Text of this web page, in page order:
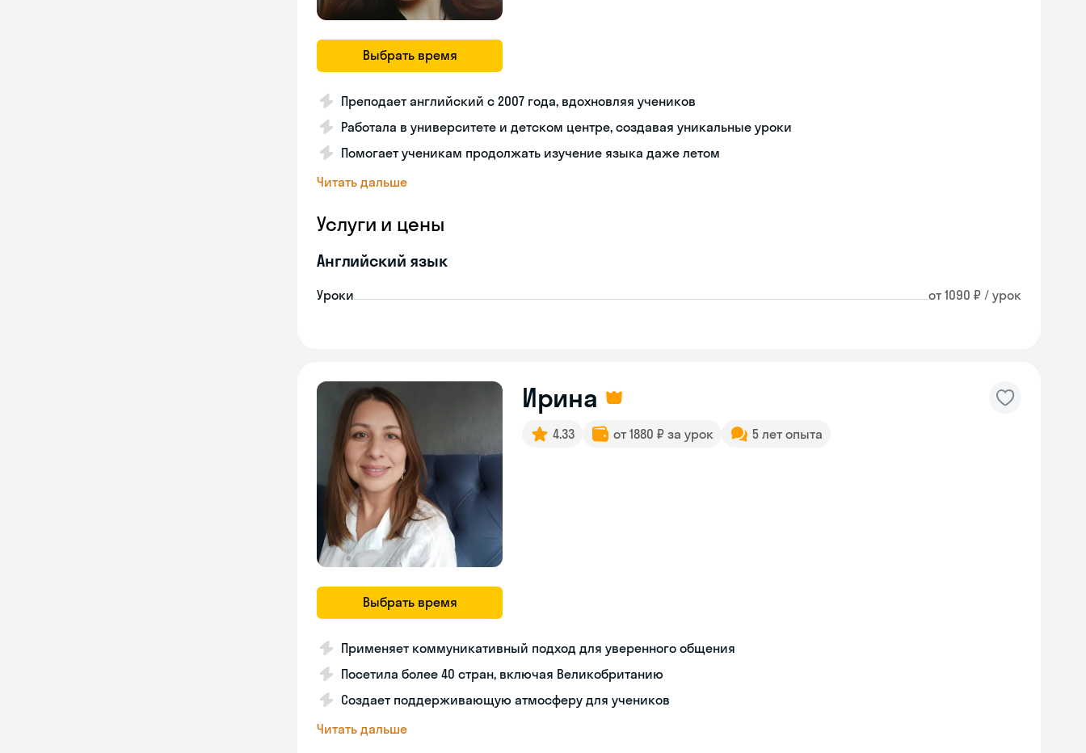
Выбрать время
Преподает английский с 2007 года, вдохновляя учеников
Работала в университете и детском центре, создавая уникальные уроки
Помогает ученикам продолжать изучение языка даже летом
Читать дальше
Услуги и цены
Английский язык
Уроки от 1090 ₽ / урок
Выбрать время
Ирина
4.33 от 1880 ₽ за урок 5 лет опыта
Применяет коммуникативный подход для уверенного общения
Посетила более 40 стран, включая Великобританию
Создает поддерживающую атмосферу для учеников
Читать дальше